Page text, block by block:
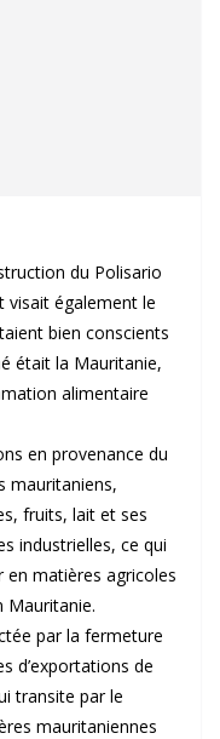
du Polisario
visait également le
bien conscients
était la Mauritanie,
alimentaire
en provenance du
mauritaniens,
fruits, lait et ses
industrielles, ce qui
matières agricoles
Mauritanie.
par la fermeture
d’exportations de
transite par le
mauritaniennes